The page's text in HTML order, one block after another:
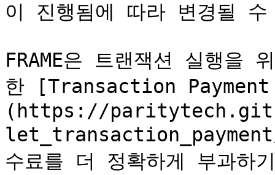
이 진행됨에 따라 변경될
FRAME은 트랜잭션 실행을
한 [Transaction
(https://
수료를 더 정확하게 부과하